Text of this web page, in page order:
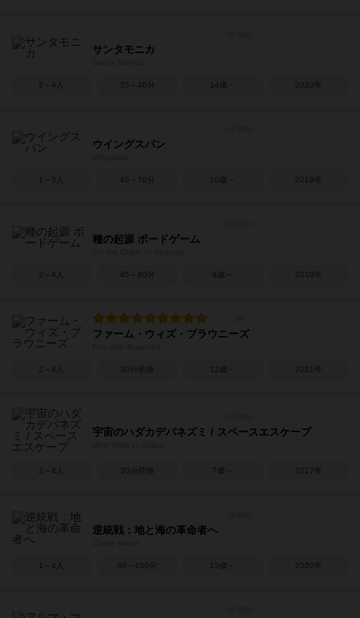
サンタモニカ
2～4人 35～40分 14歳～ 2020年
ウイングスパン
1～5人 40～70分 10歳～ 2019年
種の起源 ボードゲーム
2～4人 45～80分 9歳～ 2019年
ファーム・ウィズ・ブラウニーズ
2～4人 30分前後 12歳～ 2021年
宇宙のハダカデバネズミ / スペースエスケープ
2～4人 20分前後 7歳～ 2017年
逆統戦：地と海の革命者へ
1～4人 80～160分 15歳～ 2020年